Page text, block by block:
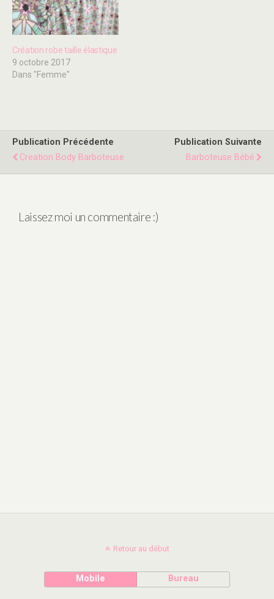
Création robe taille élastique
9 octobre 2017
Dans "Femme"
Publication Précédente
Creation Body Barboteuse
Publication Suivante
Barboteuse Bébé
Laissez moi un commentaire :)
Retour au début
Mobile Bureau